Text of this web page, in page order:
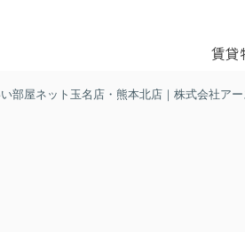
賃貸
部屋ネット玉名店・熊本北店｜株式会社アー